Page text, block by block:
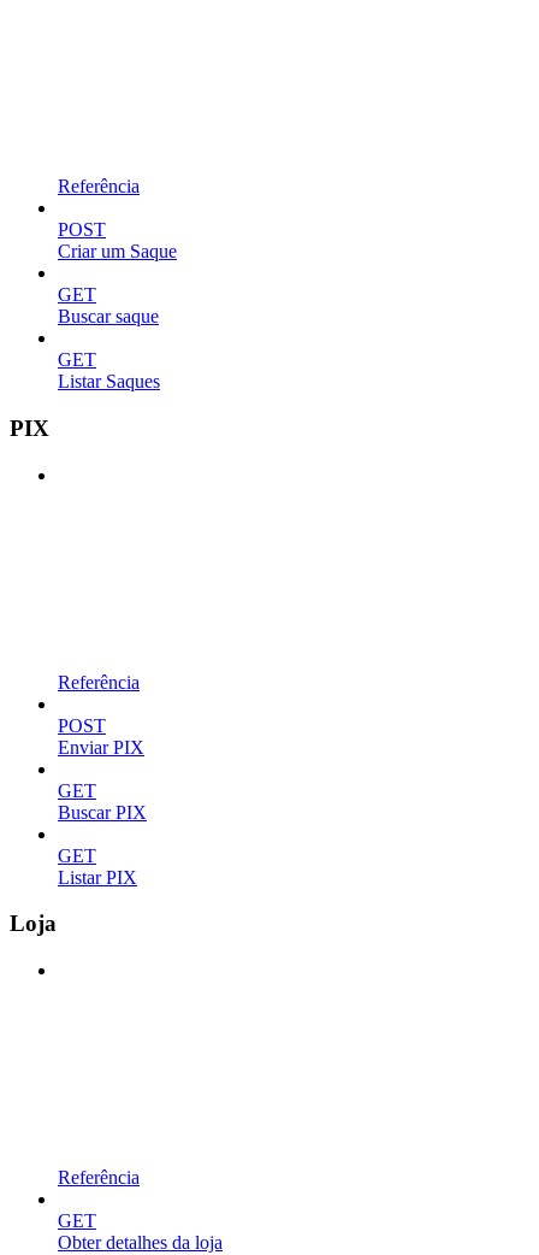
Referência
POST
Criar um Saque
GET
Buscar saque
GET
Listar Saques
PIX
Referência
POST
Enviar PIX
GET
Buscar PIX
GET
Listar PIX
Loja
Referência
GET
Obter detalhes da loja